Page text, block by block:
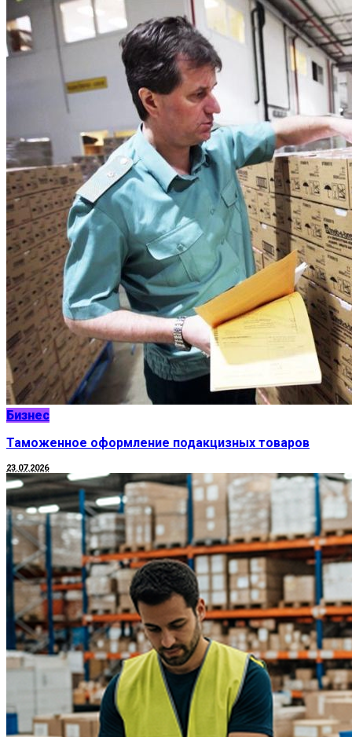
Бизнес
Таможенное оформление подакцизных товаров
23.07.2026